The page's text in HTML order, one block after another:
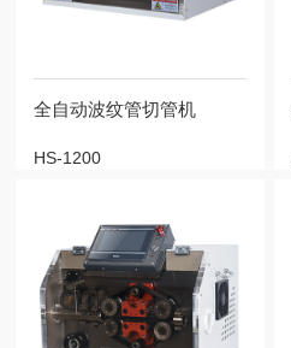
全自动波纹管切管机
HS-1200